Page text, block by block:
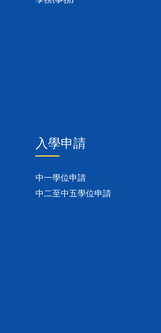
入學申請
中一學位申請
中二至中五學位申請